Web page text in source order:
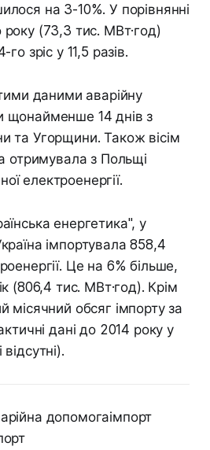
на 3-10%. У порівнянні
(73,3 тис. МВт·год)
зріс у 11,5 разів.
даними аварійну
щонайменше 14 днів з
та Угорщини. Також вісім
отримувала з Польщі
електроенергії.
енергетика", у
імпортувала 858,4
Це на 6% більше,
(806,4 тис. МВт·год). Крім
місячний обсяг імпорту за
дані до 2014 року у
допомогаімпорт